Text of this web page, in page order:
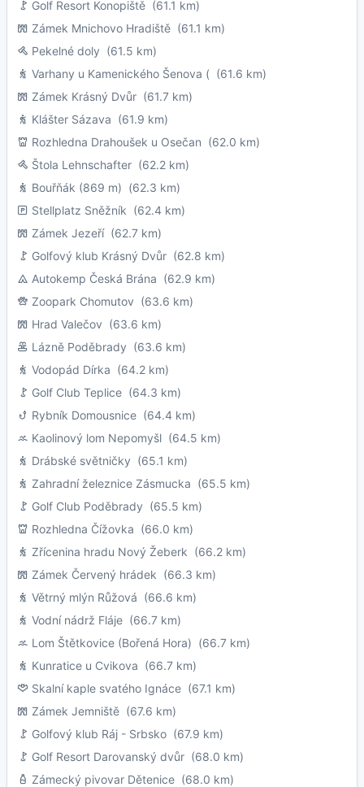
Golf Resort Konopiště (61.1 km)
Zámek Mnichovo Hradiště (61.1 km)
Pekelné doly (61.5 km)
Varhany u Kamenického Šenova ( (61.6 km)
Zámek Krásný Dvůr (61.7 km)
Klášter Sázava (61.9 km)
Rozhledna Drahoušek u Osečan (62.0 km)
Štola Lehnschafter (62.2 km)
Bouřňák (869 m) (62.3 km)
Stellplatz Sněžník (62.4 km)
Zámek Jezeří(62.7 km)
Golfový klub Krásný Dvůr (62.8 km)
Autokemp Česká Brána (62.9 km)
Zoopark Chomutov (63.6 km)
Hrad Valečov (63.6 km)
Lázně Poděbrady (63.6 km)
Vodopád Dírka (64.2 km)
Golf Club Teplice (64.3 km)
Rybník Domousnice (64.4 km)
Kaolinový lom Nepomyšl (64.5 km)
Drábské světničky (65.1 km)
Zahradní železnice Zásmucka (65.5 km)
Golf Club Poděbrady (65.5 km)
Rozhledna Čížovka (66.0 km)
Zřícenina hradu Nový Žeberk (66.2 km)
Zámek Červený hrádek (66.3 km)
Větrný mlýn Růžová (66.6 km)
Vodní nádrž Fláje (66.7 km)
Lom Štětkovice (Bořená Hora) (66.7 km)
Kunratice u Cvikova (66.7 km)
Skalní kaple svatého Ignáce (67.1 km)
Zámek Jemniště (67.6 km)
Golfový klub Ráj - Srbsko (67.9 km)
Golf Resort Darovanský dvůr (68.0 km)
Zámecký pivovar Dětenice (68.0 km)